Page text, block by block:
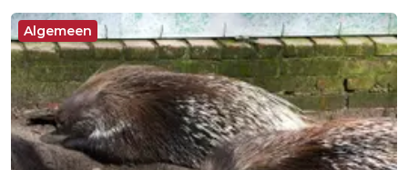
Algemeen